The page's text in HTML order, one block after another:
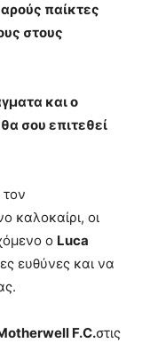
παίκτες
στους
και ο
σου επιτεθεί
καλοκαίρι, οι
ο Luca
ευθύνες και να
F.C.στις